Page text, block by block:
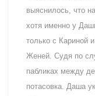
выяснилось, что
хотя именно у
только с Кариной
Женей. Судя по
пабликах между
потасовка. Даша